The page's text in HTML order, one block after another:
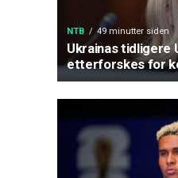
NTB 49 minutter siden
Ukrainas tidligere
etterforskes for